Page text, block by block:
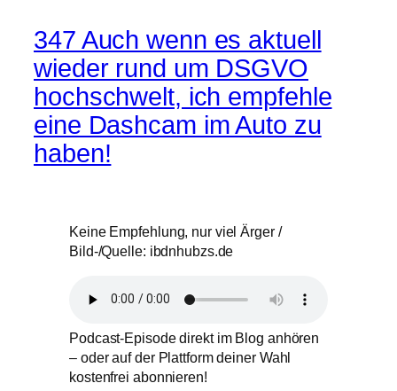
347 Auch wenn es aktuell
wieder rund um DSGVO
hochschwelt, ich empfehle
eine Dashcam im Auto zu
haben!
Keine Empfehlung, nur viel Ärger /
Bild-/Quelle: ibdnhubzs.de
Podcast-Episode direkt im Blog anhören
– oder auf der Plattform deiner Wahl
kostenfrei abonnieren!